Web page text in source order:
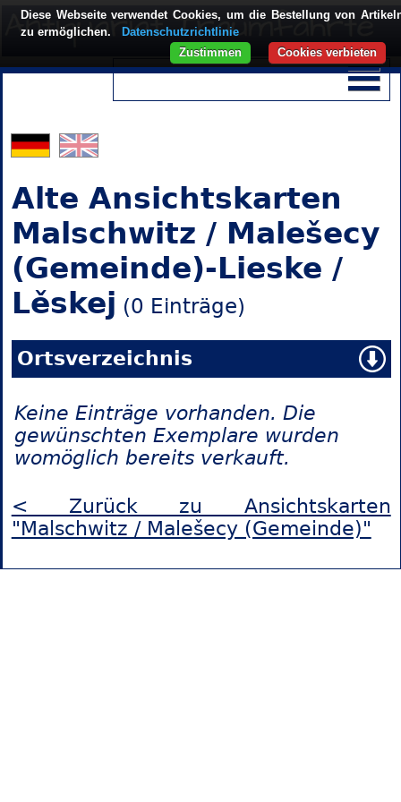
Alte Ansichtskarten
Malschwitz / Malešecy
(Gemeinde)-Lieske /
Lěskej (0 Einträge)
Ortsverzeichnis
Keine Einträge vorhanden. Die
gewünschten Exemplare wurden
womöglich bereits verkauft.
< Zurück zu Ansichtskarten
"Malschwitz / Malešecy (Gemeinde)"
Diese Webseite verwendet Cookies, um die Bestellung von
zu ermöglichen.
Datenschutzrichtlinie
Cookies verbieten
Zustimmen